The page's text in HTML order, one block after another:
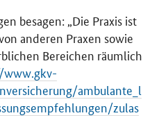
besagen: „Die Praxis ist
anderen Praxen sowie
Bereichen räumlich
ambulante_l
zulas